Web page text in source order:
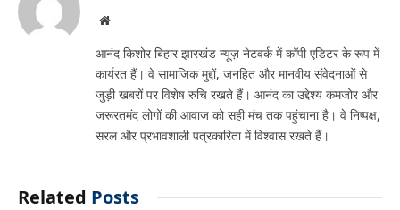
Website
आनंद किशोर बिहार झारखंड न्यूज़ नेटवर्क में कॉपी एडिटर के रूप में
कार्यरत हैं। वे सामाजिक मुद्दों, जनहित और मानवीय संवेदनाओं से
जुड़ी खबरों पर विशेष रुचि रखते हैं। आनंद का उद्देश्य कमजोर और
जरूरतमंद लोगों की आवाज को सही मंच तक पहुंचाना है। वे निष्पक्ष,
सरल और प्रभावशाली पत्रकारिता में विश्वास रखते हैं।
Related Posts